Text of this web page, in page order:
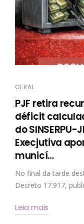
GERAL
PJF retira
déficit
do
Execjutiva
municí…
No final da tarde
Decreto 17.917,
Leia mais